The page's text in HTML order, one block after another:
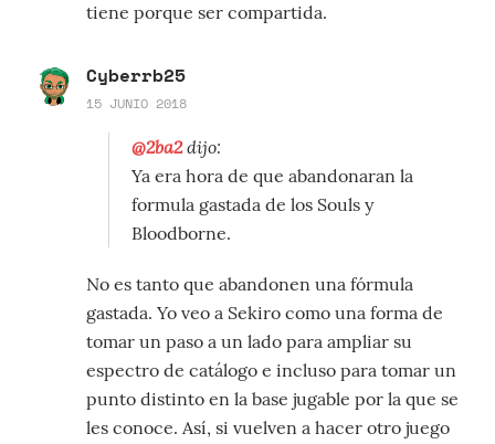
tiene porque ser compartida.
Cyberrb25
15 JUNIO 2018
@2ba2dijo:
Ya era hora de que abandonaran la
formula gastada de los Souls y
Bloodborne.
No es tanto que abandonen una fórmula
gastada. Yo veo a Sekiro como una forma de
tomar un paso a un lado para ampliar su
espectro de catálogo e incluso para tomar un
punto distinto en la base jugable por la que se
les conoce. Así, si vuelven a hacer otro juego